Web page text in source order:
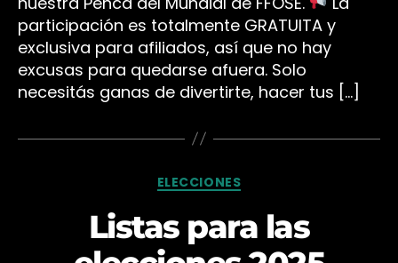
participación es totalmente GRATUITA y
exclusiva para afiliados, así que no hay
excusas para quedarse afuera. Solo
necesitás ganas de divertirte, hacer tus […]
Categorías
ELECCIONES
Listas para las